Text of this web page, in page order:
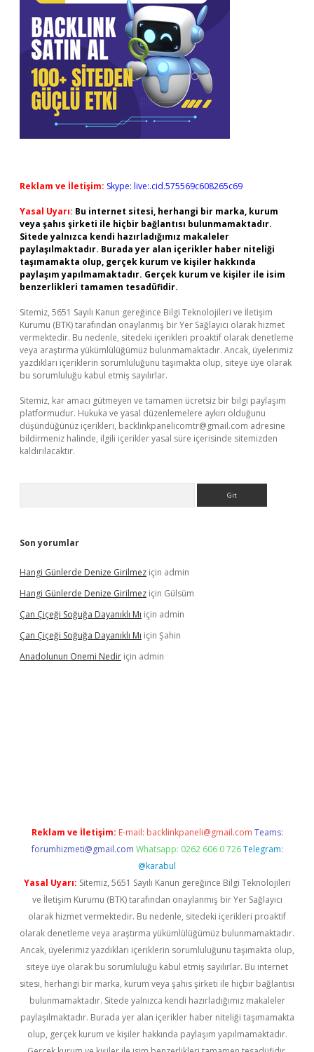
Reklam ve İletişim: Skype: live:.cid.575569c608265c69
Yasal Uyarı: Bu internet sitesi, herhangi bir marka, kurum
veya şahıs şirketi ile hiçbir bağlantısı bulunmamaktadır.
Sitede yalnızca kendi hazırladığımız makaleler
paylaşılmaktadır. Burada yer alan içerikler haber niteliği
taşımamakta olup, gerçek kurum ve kişiler hakkında
paylaşım yapılmamaktadır. Gerçek kurum ve kişiler ile isim
benzerlikleri tamamen tesadüfidir.
Sitemiz, 5651 Sayılı Kanun gereğince Bilgi Teknolojileri ve İletişim
Kurumu (BTK) tarafından onaylanmış bir Yer Sağlayıcı olarak hizmet
vermektedir. Bu nedenle, sitedeki içerikleri proaktif olarak denetleme
veya araştırma yükümlülüğümüz bulunmamaktadır. Ancak, üyelerimiz
yazdıkları içeriklerin sorumluluğunu taşımakta olup, siteye üye olarak
bu sorumluluğu kabul etmiş sayılırlar.
Sitemiz, kar amacı gütmeyen ve tamamen ücretsiz bir bilgi paylaşım
platformudur. Hukuka ve yasal düzenlemelere aykırı olduğunu
düşündüğünüz içerikleri, backlinkpanelicomtr@gmail.com adresine
bildirmeniz halinde, ilgili içerikler yasal süre içerisinde sitemizden
kaldırılacaktır.
Son yorumlar
Hangi Günlerde Denize Girilmez için admin
Hangi Günlerde Denize Girilmez için Gülsüm
Çan Çiçeği Soğuğa Dayanıklı Mı için admin
Çan Çiçeği Soğuğa Dayanıklı Mı için Şahin
Anadolunun Onemi Nedir için admin
Reklam ve İletişim: E-mail: backlinkpaneli@gmail.com Teams:
forumhizmeti@gmail.com Whatsapp: 0262 606 0 726 Telegram:
@karabul
Yasal Uyarı: Sitemiz, 5651 Sayılı Kanun gereğince Bilgi Teknolojileri
ve İletişim Kurumu (BTK) tarafından onaylanmış bir Yer Sağlayıcı
olarak hizmet vermektedir. Bu nedenle, sitedeki içerikleri proaktif
olarak denetleme veya araştırma yükümlülüğümüz bulunmamaktadır.
Ancak, üyelerimiz yazdıkları içeriklerin sorumluluğunu taşımakta olup,
siteye üye olarak bu sorumluluğu kabul etmiş sayılırlar. Bu internet
sitesi, herhangi bir marka, kurum veya şahıs şirketi ile hiçbir bağlantısı
bulunmamaktadır. Sitede yalnızca kendi hazırladığımız makaleler
paylaşılmaktadır. Burada yer alan içerikler haber niteliği taşımamakta
olup, gerçek kurum ve kişiler hakkında paylaşım yapılmamaktadır.